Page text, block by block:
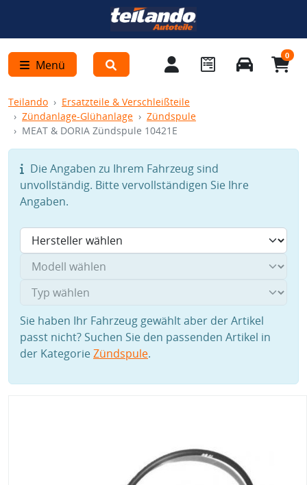
Menü
0
Teilando
Ersatzteile & Verschleißteile
Zündanlage-Glühanlage
Zündspule
MEAT & DORIA Zündspule 10421E
Die Angaben zu Ihrem Fahrzeug sind
unvollständig. Bitte vervollständigen Sie Ihre
Angaben.
Sie haben Ihr Fahrzeug gewählt aber der Artikel
passt nicht? Suchen Sie den passenden Artikel in
der KategorieZündspule.